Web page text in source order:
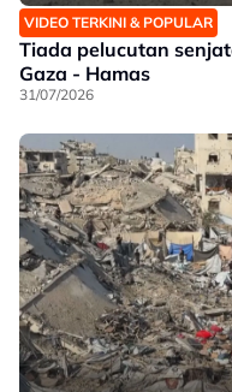
VIDEO TERKINI & POPULAR
Tiada pelucutan
Gaza - Hamas
31/07/2026